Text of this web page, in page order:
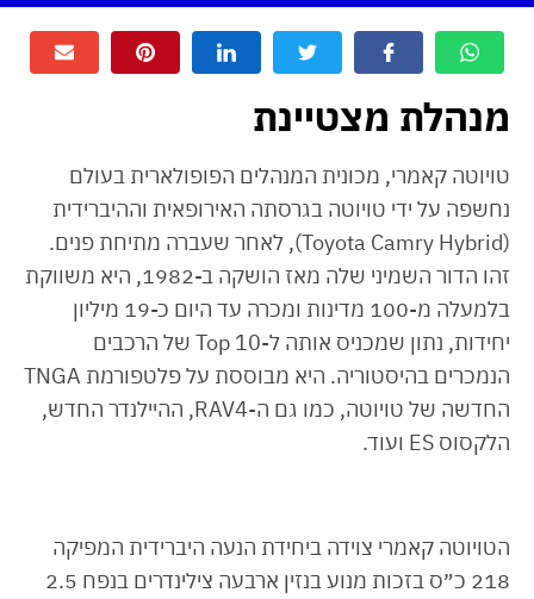
מנהלת מצטיינת
טויוטה קאמרי, מכונית המנהלים הפופולארית בעולם
נחשפה על ידי טויוטה בגרסתה האירופאית וההיברידית
(Toyota Camry Hybrid), לאחר שעברה מתיחת פנים.
זהו הדור השמיני שלה מאז הושקה ב-1982, היא משווקת
בלמעלה מ-100 מדינות ומכרה עד היום כ-19 מיליון
יחידות, נתון שמכניס אותה ל-Top 10 של הרכבים
הנמכרים בהיסטוריה. היא מבוססת על פלטפורמת TNGA
החדשה של טויוטה, כמו גם ה-RAV4, ההיילנדר החדש,
הלקסוס ES ועוד.
הטויוטה קאמרי צוידה ביחידת הנעה היברידית המפיקה
218 כ״ס בזכות מנוע בנזין ארבעה צילינדרים בנפח 2.5